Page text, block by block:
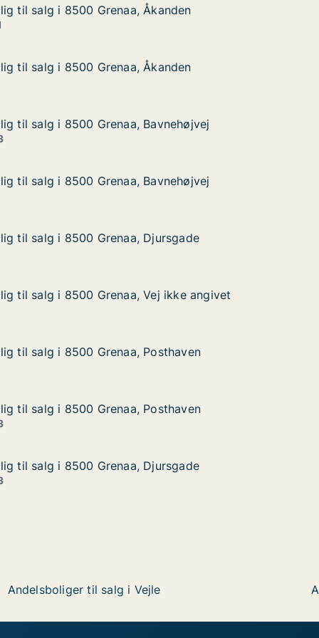
Grenaa, Åkanden
til salg i 8500 Grenaa, Åkanden
til salg i 8500 Grenaa, Åkanden
Grenaa, Åkanden
til salg i 8500 Grenaa, Åkanden
til salg i 8500 Grenaa, Åkanden
Grenaa, Bavnehøjvej
til salg i 8500 Grenaa, Bavnehøjvej
til salg i 8500 Grenaa, Bavnehøjvej
Grenaa, Bavnehøjvej
til salg i 8500 Grenaa, Bavnehøjvej
til salg i 8500 Grenaa, Bavnehøjvej
Grenaa, Djursgade
til salg i 8500 Grenaa, Djursgade
til salg i 8500 Grenaa, Djursgade
ikke angivet
Grenaa, Vej ikke angivet
til salg i 8500 Grenaa, Vej ikke angivet
til salg i 8500 Grenaa, Vej ikke angivet
Grenaa, Posthaven
til salg i 8500 Grenaa, Posthaven
til salg i 8500 Grenaa, Posthaven
Grenaa, Posthaven
til salg i 8500 Grenaa, Posthaven
til salg i 8500 Grenaa, Posthaven
Grenaa, Djursgade
til salg i 8500 Grenaa, Djursgade
til salg i 8500 Grenaa, Djursgade
Andelsboliger til salg i Vejle